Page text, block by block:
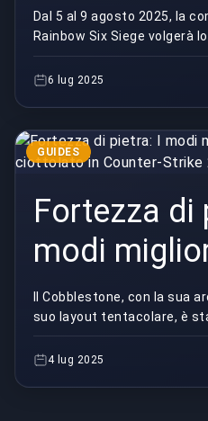
Esports
prova di
Riyadh
Dal 5 al 9 agosto 2025, la
Rainbow Six Siege volgerà
Arabia Saudita, dove l'élite
6 lug 2025
GUIDES
Fortezza di
modi
difendere il
in Counter-
Il Cobblestone, con la sua
suo layout tentacolare, è
preferiti dai fan nel
4 lug 2025